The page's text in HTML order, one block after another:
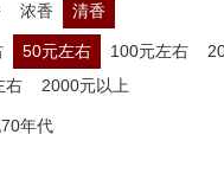
浓香 清香
50元左右 100元左右
右
2000元以上
年代